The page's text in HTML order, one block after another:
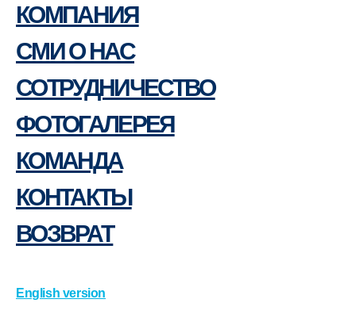
КОМПАНИЯ
СМИ О НАС
СОТРУДНИЧЕСТВО
ФОТОГАЛЕРЕЯ
КОМАНДА
КОНТАКТЫ
ВОЗВРАТ
English version